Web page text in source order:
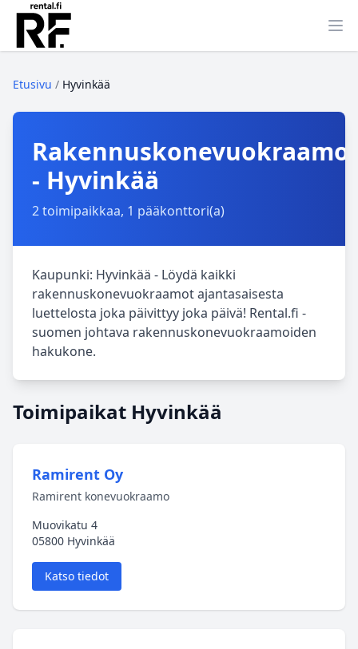
Etusivu / Hyvinkää
- Hyvinkää
2 toimipaikkaa, 1 pääkonttori(a)
Kaupunki: Hyvinkää - Löydä kaikki
rakennuskonevuokraamot ajantasaisesta
luettelosta joka päivittyy joka päivä! Rental.fi -
suomen johtava rakennuskonevuokraamoiden
hakukone.
Toimipaikat Hyvinkää
Ramirent Oy
Ramirent konevuokraamo
Muovikatu 4
05800 Hyvinkää
Katso tiedot